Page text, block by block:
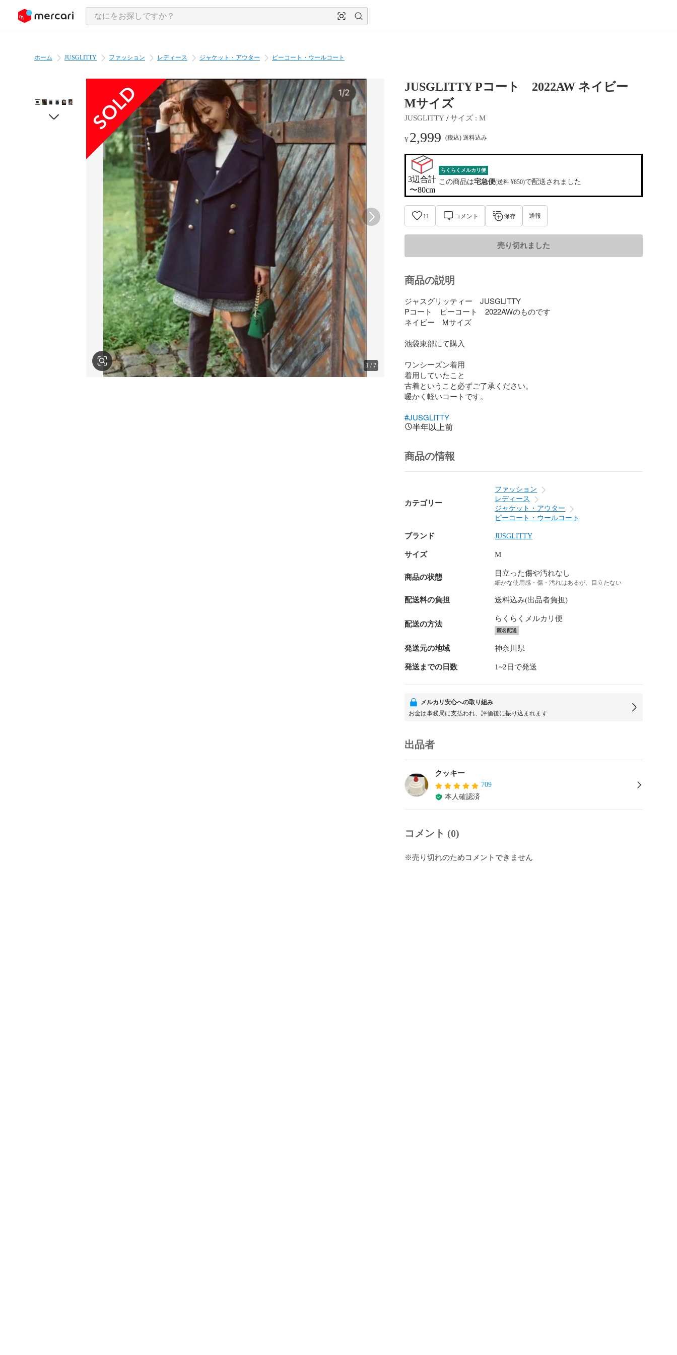
ツにスキップ
ホーム JUSGLITTY ファッション レディース ジャケット・アウター ピーコート・ウールコート
1 /7
JUSGLITTY Pコート 2022AW ネイビー
Mサイズ
JUSGLITTY / サイズ : M
¥ 2,999 (税込) 送料込み
3辺合計
〜80cm
らくらくメルカリ便
この商品は宅急便(送料 ¥850)で配送されました
11 コメント 保存 通報
売り切れました
商品の説明
ジャスグリッティー　JUSGLITTY
Pコート　ピーコート　2022AWのものです
ネイビー　Mサイズ
池袋東部にて購入
ワンシーズン着用
着用していたこと
古着ということ必ずご了承ください。
暖かく軽いコートです。
#JUSGLITTY
半年以上前
商品の情報
カテゴリー
ファッション
レディース
ジャケット・アウター
ピーコート・ウールコート
ブランド JUSGLITTY
サイズ M
商品の状態 目立った傷や汚れなし
細かな使用感・傷・汚れはあるが、目立たない
配送料の負担 送料込み(出品者負担)
配送の方法
らくらくメルカリ便
匿名配送
発送元の地域 神奈川県
発送までの日数 1~2日で発送
メルカリ安心への取り組み
お金は事務局に支払われ、評価後に振り込まれます
出品者
クッキー
709
本人確認済
コメント (0)
※売り切れのためコメントできません